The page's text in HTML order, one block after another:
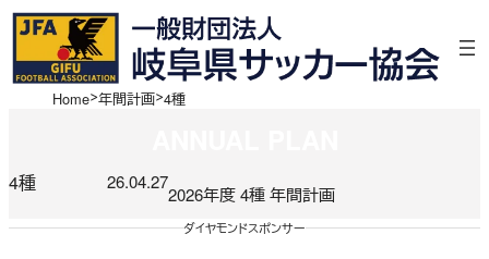
Home 年間計画 4種
4種 26.04.27
2026年度 4種 年間計画
ダイヤモンドスポンサー